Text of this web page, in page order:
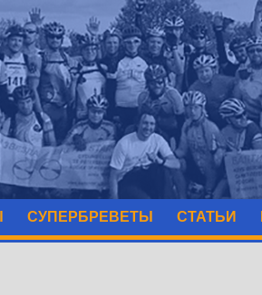
СУПЕРБРЕВЕТЫ СТАТЬИ